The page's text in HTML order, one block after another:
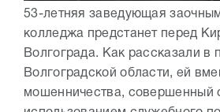
53-летняя заведующая
колледжа предстанет перед
Волгограда. Как рассказали в
Волгоградской области, ей
мошенничества, совершенный